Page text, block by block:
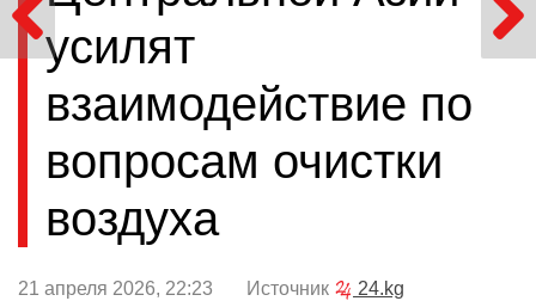
усилят
взаимодействие по
вопросам очистки
воздуха
21 апреля 2026, 22:23 Источник
24.kg